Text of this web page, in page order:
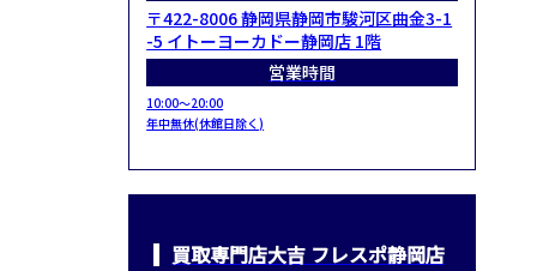
〒422-8006 静岡県静岡市駿河区曲金3-1
-5 イトーヨーカドー静岡店 1階
営業時間
10:00～20:00
年中無休(休館日除く)
買取専門店大吉 フレスポ静岡店